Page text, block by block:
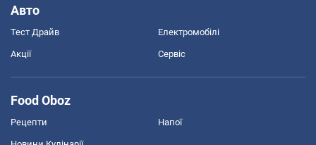
Авто
Тест Драйв Електромобілі
Акції Сервіс
Food Oboz
Рецепти Напої